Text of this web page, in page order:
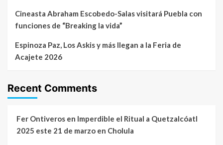
Cineasta Abraham Escobedo-Salas visitará Puebla con
funciones de “Breaking la vida”
Espinoza Paz, Los Askis y más llegan a la Feria de
Acajete 2026
Recent Comments
Fer Ontiveros en Imperdible el Ritual a Quetzalcóatl
2025 este 21 de marzo en Cholula